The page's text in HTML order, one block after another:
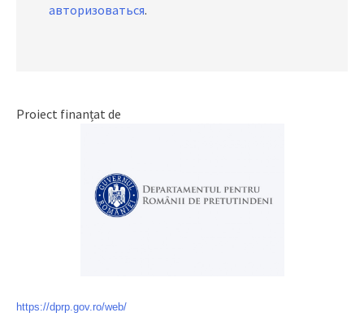
авторизоваться.
Proiect finanțat de
https://dprp.gov.ro/web/